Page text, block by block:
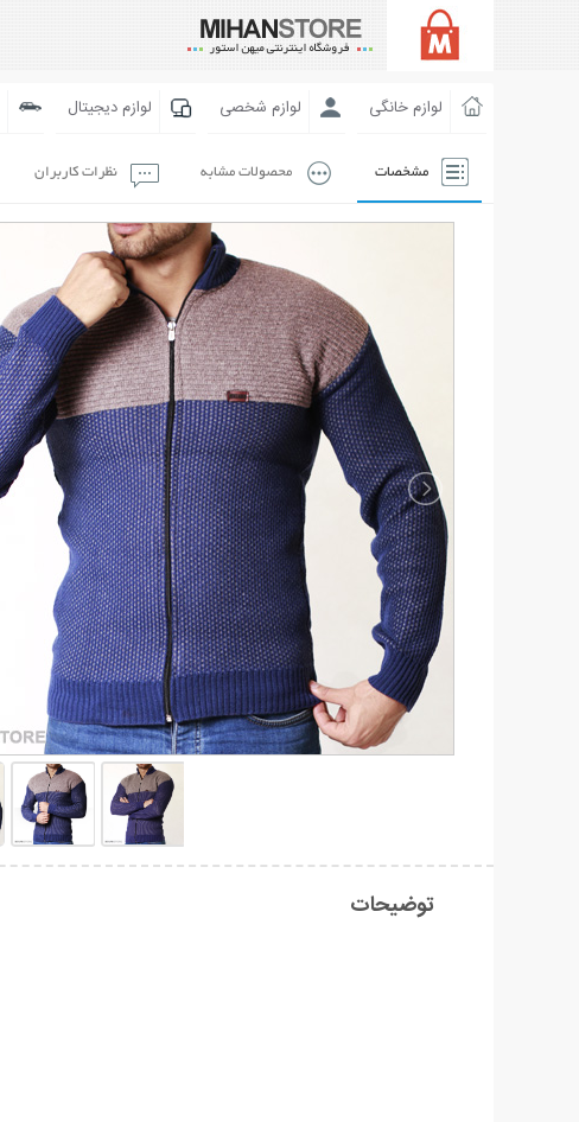
لوازم خانگی لوازم شخصی لوازم دیجیتال
مشخصات محصولات مشابه نظرات کاربران
توضیحات